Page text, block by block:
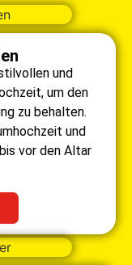
und
um den
zu behalten.
und
vor den Altar